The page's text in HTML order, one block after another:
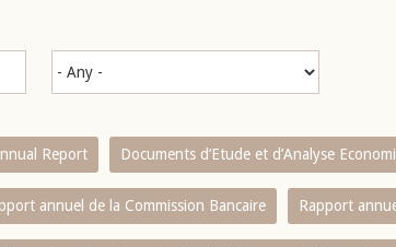
Report Documents d’Etude et d’Analyse
annuel de la Commission Bancaire Rapport